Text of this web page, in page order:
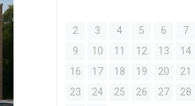
2
3 4 5 6 7
9
10 11 12 13 14
16
17 18 19 20 21
23
24 25 26 27 28